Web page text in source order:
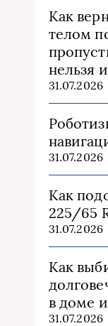
Как
телом
нельзя
31.07.2026
31.07.2026
Как
225/65
31.07.2026
Как
в доме
31.07.2026